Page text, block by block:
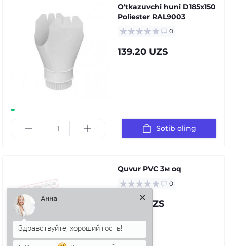
O'tkazuvchi huni D185х150
Poliester RAL9003
0
139.20 UZS
Sotib oling
Quvur PVC 3м oq
0
70.56 UZS
Здравствуйте, хороший гость!